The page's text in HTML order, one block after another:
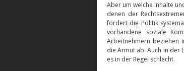
Aber um welche Inhalte
denen der
fördert die Politik
vorhandene soziale
Arbeitnehmern beziehen
die Armut ab. Auch in der
es in der Regel schlecht.